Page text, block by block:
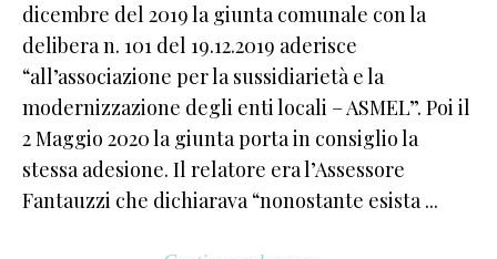
dicembre del 2019 la giunta comunale con la
delibera n. 101 del 19.12.2019 aderisce
“all’associazione per la sussidiarietà e la
modernizzazione degli enti locali – ASMEL”. Poi il
2 Maggio 2020 la giunta porta in consiglio la
stessa adesione. Il relatore era l’Assessore
Fantauzzi che dichiarava “nonostante esista ...
9
_
-
+
!